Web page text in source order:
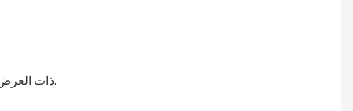
يدعم أحزمة PP/PET ذات العرض والسمك المختلفين (9 مم - 15 مم)، ويتكيف مع أحجام الكرتون المختلفة (الطول والعرض والارتفاع قابلة للتعديل).